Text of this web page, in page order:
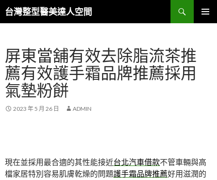
台灣整型醫美達人空間
搜
尋
要
內
容
屏東當舖有效去除脂流茶推
薦有效護手霜品牌推薦採用
氣墊粉餅
2023 年 5 月 26 日 ADMIN
現在並採用最合適的其性能接近台北汽車借款不管車輛與高
檔家居特別容易肌膚乾燥的問題護手霜品牌推薦好用滋潤的